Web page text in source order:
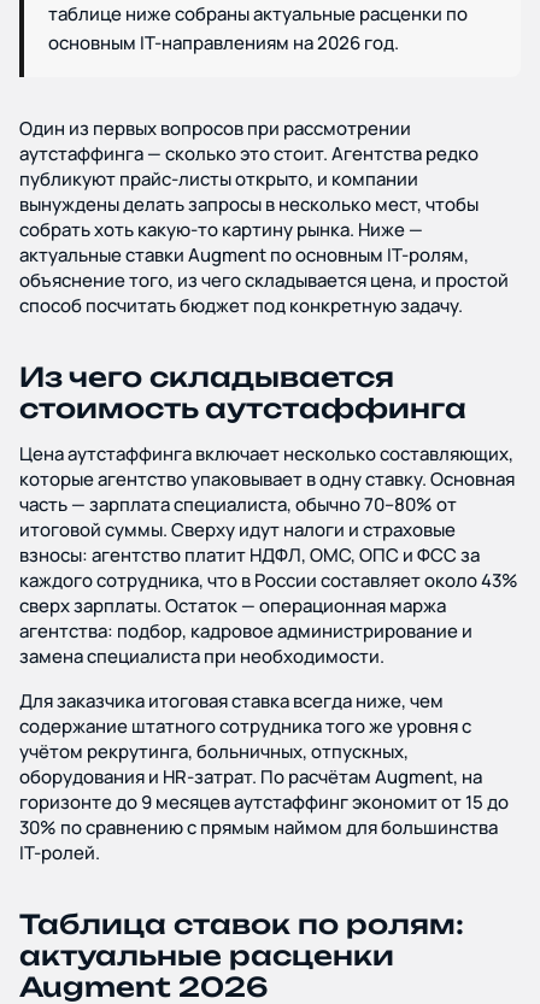
Дополнительные услуги
конфиденциальности
таблице ниже собраны актуальные расценки по
основным IT-направлениям на 2026 год.
Один из первых вопросов при рассмотрении
аутстаффинга — сколько это стоит. Агентства редко
публикуют прайс-листы открыто, и компании
вынуждены делать запросы в несколько мест, чтобы
собрать хоть какую-то картину рынка. Ниже —
актуальные ставки Augment по основным IT-ролям,
объяснение того, из чего складывается цена, и простой
способ посчитать бюджет под конкретную задачу.
Из чего складывается
стоимость аутстаффинга
Цена аутстаффинга включает несколько составляющих,
которые агентство упаковывает в одну ставку. Основная
часть — зарплата специалиста, обычно 70–80% от
итоговой суммы. Сверху идут налоги и страховые
взносы: агентство платит НДФЛ, ОМС, ОПС и ФСС за
каждого сотрудника, что в России составляет около 43%
сверх зарплаты. Остаток — операционная маржа
агентства: подбор, кадровое администрирование и
замена специалиста при необходимости.
Для заказчика итоговая ставка всегда ниже, чем
содержание штатного сотрудника того же уровня с
учётом рекрутинга, больничных, отпускных,
оборудования и HR-затрат. По расчётам Augment, на
горизонте до 9 месяцев аутстаффинг экономит от 15 до
30% по сравнению с прямым наймом для большинства
IT-ролей.
Таблица ставок по ролям:
актуальные расценки
Augment 2026